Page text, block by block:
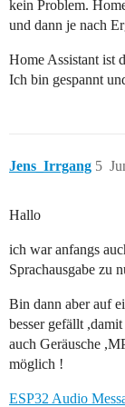
kein Problem.
und dann je nach
Home Assistant ist
Ich bin gespannt
Jens_Irrgang 5
Hallo
ich war anfangs
Sprachausgabe zu
Bin dann aber auf
besser gefällt
auch Geräusche
möglich !
ESP32 Audio